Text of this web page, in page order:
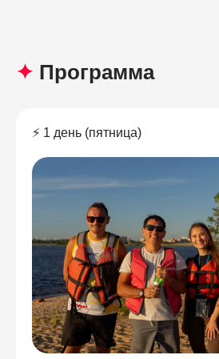
✦ Программа
⚡ 1 день (пятница)